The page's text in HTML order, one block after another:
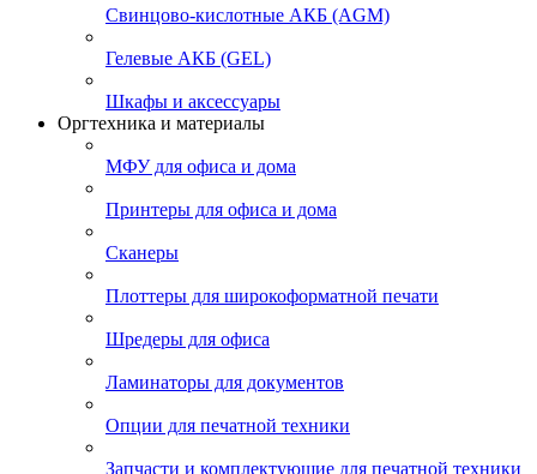
Свинцово-кислотные АКБ (AGM)
Гелевые АКБ (GEL)
Шкафы и аксессуары
Оргтехника и материалы
МФУ для офиса и дома
Принтеры для офиса и дома
Сканеры
Плоттеры для широкоформатной печати
Шредеры для офиса
Ламинаторы для документов
Опции для печатной техники
Запчасти и комплектующие для печатной техники